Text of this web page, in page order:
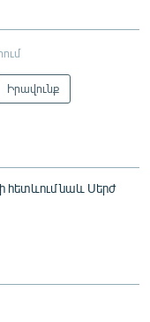
Իրավունք
հետևում նաև Սերժ